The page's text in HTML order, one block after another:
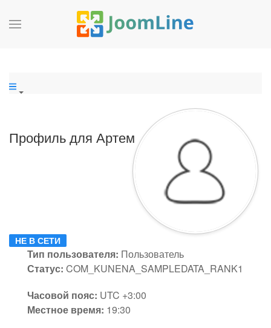
Профиль для Артем
НЕ В СЕТИ
Тип пользователя: Пользователь
Статус: COM_KUNENA_SAMPLEDATA_RANK1
Часовой пояс: UTC +3:00
Местное время: 19:30